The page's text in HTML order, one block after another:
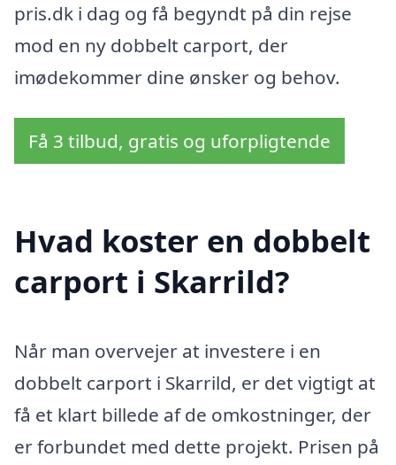
pris.dk i dag og få begyndt på din rejse
mod en ny dobbelt carport, der
imødekommer dine ønsker og behov.
Få 3 tilbud, gratis og uforpligtende
Hvad koster en dobbelt
carport i Skarrild?
Når man overvejer at investere i en
dobbelt carport i Skarrild, er det vigtigt at
få et klart billede af de omkostninger, der
er forbundet med dette projekt. Prisen på